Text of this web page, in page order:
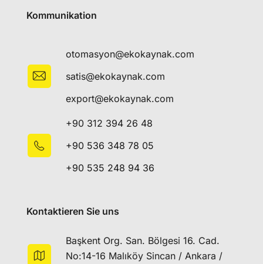
Kommunikation
otomasyon@ekokaynak.com
satis@ekokaynak.com
export@ekokaynak.com
+90 312 394 26 48
+90 536 348 78 05
+90 535 248 94 36
Kontaktieren Sie uns
Başkent Org. San. Bölgesi 16. Cad.
No:14-16 Malıköy Sincan / Ankara /